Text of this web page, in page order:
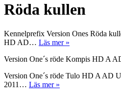
Röda kullen
Kennelprefix Version Ones Röda
HD AD… Läs mer »
Version One´s röde Kompis HD A
Version One´s röde Tulo HD A AD
2011… Läs mer »